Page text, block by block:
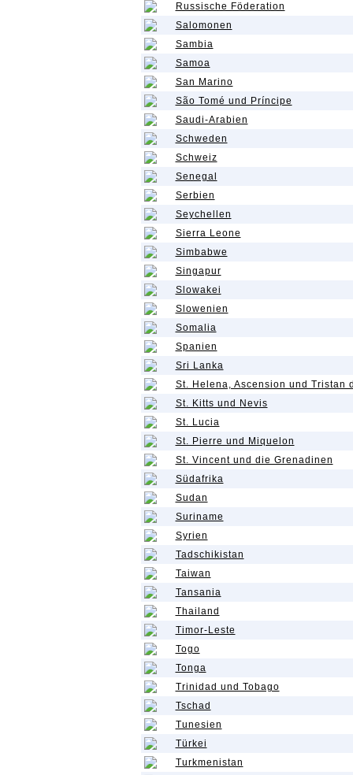
Russische Föderation
Salomonen
Sambia
Samoa
San Marino
São Tomé und Príncipe
Saudi-Arabien
Schweden
Schweiz
Senegal
Serbien
Seychellen
Sierra Leone
Simbabwe
Singapur
Slowakei
Slowenien
Somalia
Spanien
Sri Lanka
St. Helena, Ascension und Tristan
St. Kitts und Nevis
St. Lucia
St. Pierre und Miquelon
St. Vincent und die Grenadinen
Südafrika
Sudan
Suriname
Syrien
Tadschikistan
Taiwan
Tansania
Thailand
Timor-Leste
Togo
Tonga
Trinidad und Tobago
Tschad
Tunesien
Türkei
Turkmenistan